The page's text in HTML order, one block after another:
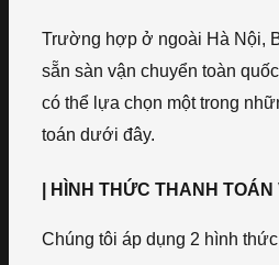
Trường hợp ở ngoài Hà Nội,
sẵn sàn vận chuyển toàn
có thể lựa chọn một trong
toán dưới đây.
| HÌNH THỨC THANH
Chúng tôi áp dụng 2 hình